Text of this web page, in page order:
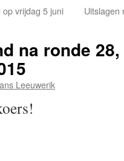
vrijdag 5 juni
Uitslagen
na ronde
Leeuwerik